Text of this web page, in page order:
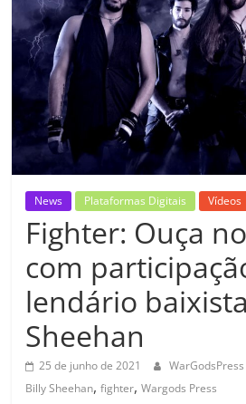
News Plataformas Digitais Vídeos
Fighter: Ouça
com
lendário
Sheehan
25 de junho de 2021 WarGodsPress
Billy Sheehan,fighter,Wargods Press